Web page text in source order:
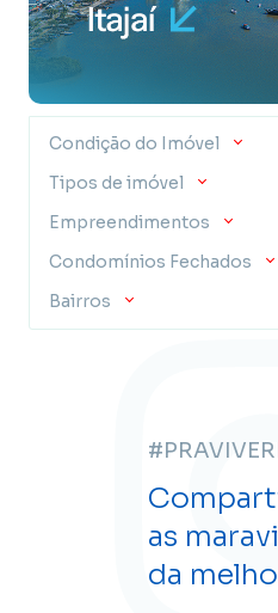
Condição do Imóvel
Tipos de imóvel
Empreendimentos
Condomínios Fechados
Bairros
as
da